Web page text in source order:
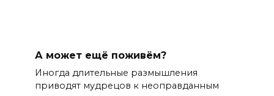
А может ещё поживём?
Иногда длительные размышления
приводят мудрецов к неоправданным